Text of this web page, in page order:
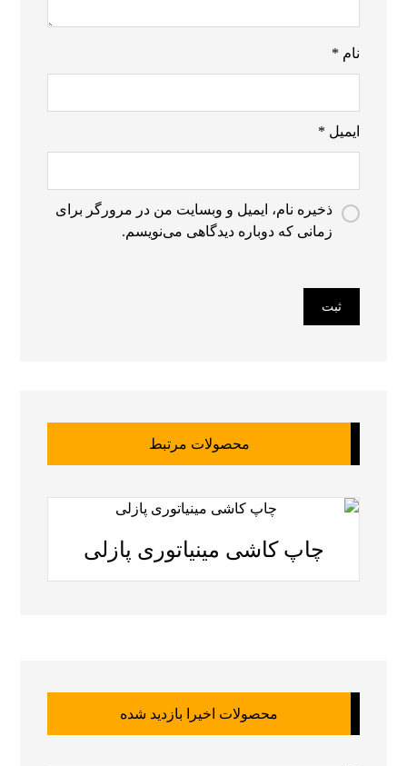
نام *
ایمیل *
ذخیره نام، ایمیل و وبسایت من در مرورگر برای
زمانی که دوباره دیدگاهی می‌نویسم.
محصولات مرتبط
چاپ کاشی مینیاتوری پازلی
محصولات اخیرا بازدید شده